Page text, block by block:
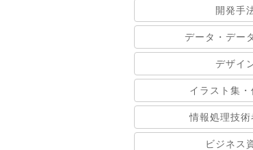
開発手
データ・デー
デザイ
イラスト集・
情報処理技術
ビジネス